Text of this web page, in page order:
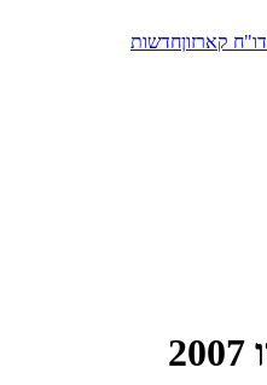
דו"ח קארזוןחדשות
2007